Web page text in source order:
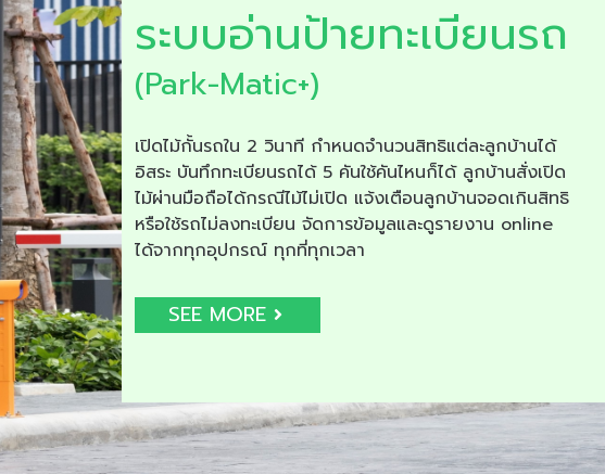
ระบบอ่านป้ายทะเบียนรถ
(Park-Matic+)
เปิดไม้กั้นรถใน 2 วินาที กำหนดจำนวนสิทธิแต่ละลูกบ้านได้
อิสระ บันทึกทะเบียนรถได้ 5 คันใช้คันไหนก็ได้ ลูกบ้านสั่งเปิด
ไม้ผ่านมือถือได้กรณีไม้ไม่เปิด แจ้งเตือนลูกบ้านจอดเกินสิทธิ
หรือใช้รถไม่ลงทะเบียน จัดการข้อมูลและดูรายงาน online
ได้จากทุกอุปกรณ์ ทุกที่ทุกเวลา
SEE MORE